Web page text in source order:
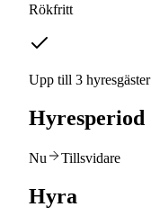
Rökfritt
Upp till 3 hyresgäster
Hyresperiod
Nu Tillsvidare
Hyra